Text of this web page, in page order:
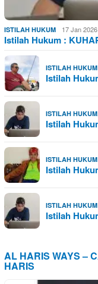
ISTILAH HUKUM 17 Jan
Istilah Hukum :
ISTILAH HUKUM
Istilah
ISTILAH HUKUM
Istilah
ISTILAH HUKUM
Istilah
ISTILAH HUKUM
Istilah
AL HARIS WAYS –
HARIS